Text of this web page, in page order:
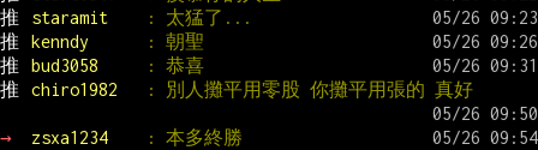
推
staramit
: 太猛了...
推
kenndy
: 朝聖
推
bud3058
: 恭喜
推
chiro1982 : 別人攤平用零股 你攤平用張的 真好
→ zsxa1234
: 本多終勝